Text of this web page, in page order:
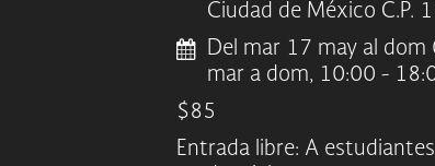
Ciudad de México C.P.
Del mar 17 may al
mar a dom, 10:00 -
$85
Entrada libre: A